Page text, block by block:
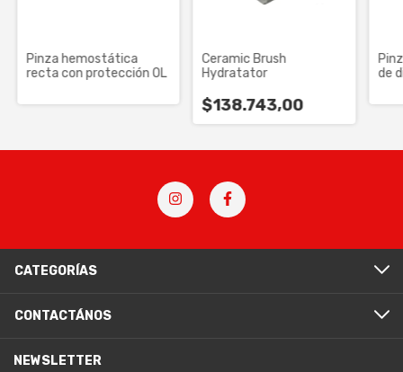
Pinza hemostática
recta con protección OL
Ceramic Brush
Hydratator
$138.743,00
de
CATEGORÍAS
CONTACTÁNOS
NEWSLETTER